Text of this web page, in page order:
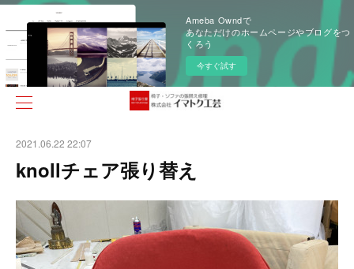
Ameba Owndで
あなただけのホームページやブログをつ
くろう
今すぐ試す
2021.06.22 22:07
knollチェア張り替え